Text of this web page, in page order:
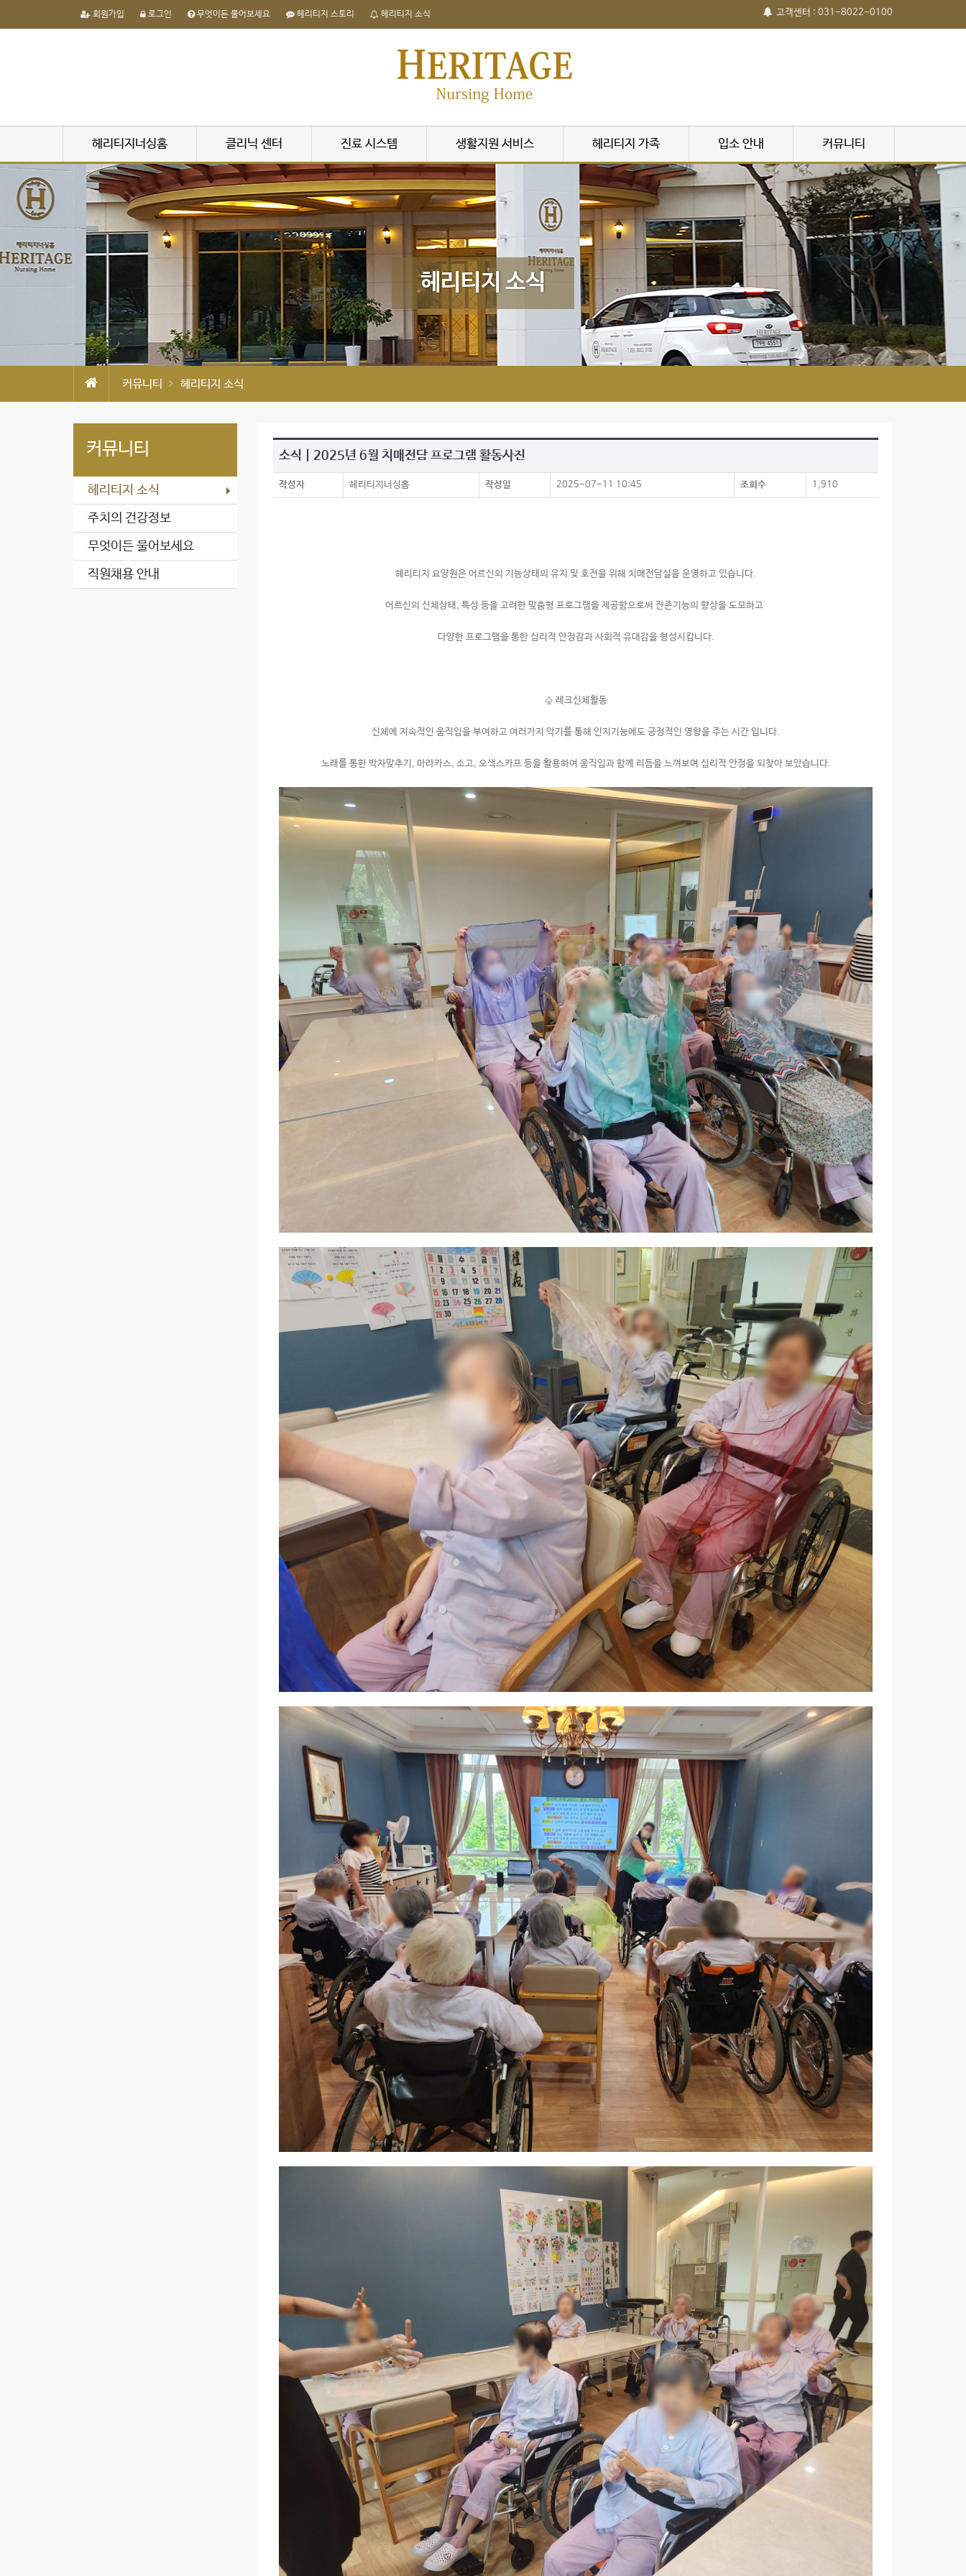
회원가입 로그인 무엇이든 물어보세요 헤리티지 스토리 헤리티지 소식 고객센터 : 031-8022-0100
헤리티지너싱홈 클리닉 센터 진료 시스템 생활지원 서비스 헤리티지 가족 입소 안내 커뮤니티
헤리티지 소식
커뮤니티 헤리티지 소식
커뮤니티
헤리티지 소식
주치의 건강정보
무엇이든 물어보세요
직원채용 안내
소식 | 2025년 6월 치매전담 프로그램 활동사진
작성자 헤리티지너싱홈 작성일 2025-07-11 10:45 조회수 1,910
헤리티지 요양원은 어르신의 기능상태의 유지 및 호전을 위해 치매전담실을 운영하고 있습니다.
어르신의 신체상태, 특성 등을 고려한 맞춤형 프로그램을 제공함으로써 잔존기능의 향상을 도모하고
다양한 프로그램을 통한 심리적 안정감과 사회적 유대감을 형성시킵니다.
♤ 레크신체활동
신체에 지속적인 움직임을 부여하고 여러가지 악기를 통해 인지기능에도 긍정적인 영향을 주는 시간 입니다.
노래를 통한 박자맞추기, 마라카스, 소고, 오색스카프 등을 활용하여 움직임과 함께 리듬을 느껴보며 심리적 안정을 되찾아 보았습니다.